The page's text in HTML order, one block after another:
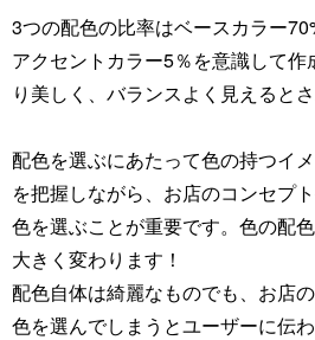
3つの配色の比率はベースカラー
アクセントカラー5％を意識して作
り美しく、バランスよく見えると
配色を選ぶにあたって色の持つイ
を把握しながら、お店のコンセプ
色を選ぶことが重要です。色の配
大きく変わります！
配色自体は綺麗なものでも、お店
色を選んでしまうとユーザーに伝